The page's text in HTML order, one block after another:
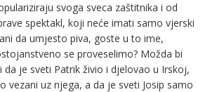
svoga sveca zaštitnika i od
spektakl, koji neće imati samo vjerski
da umjesto piva, goste u to ime,
se proveselimo? Možda bi
da je sveti Patrik živio i djelovao u Irskoj,
vezani uz njega, a da je sveti Josip samo